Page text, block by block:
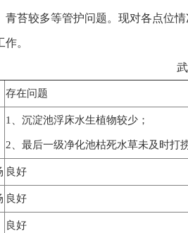
青苔较多等管护问题。现对各点位
。
存在问题
1、沉淀池浮床水生植物较少；
2 、最后一级净化池枯死水草未及时打
良好
良好
良好